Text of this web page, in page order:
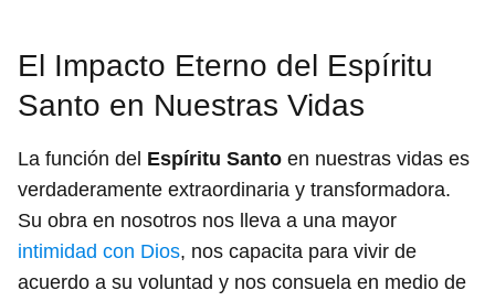
El Impacto Eterno del Espíritu
Santo en Nuestras Vidas
La función del Espíritu Santo en nuestras vidas es
verdaderamente extraordinaria y transformadora.
Su obra en nosotros nos lleva a una mayor
intimidad con Dios, nos capacita para vivir de
acuerdo a su voluntad y nos consuela en medio de